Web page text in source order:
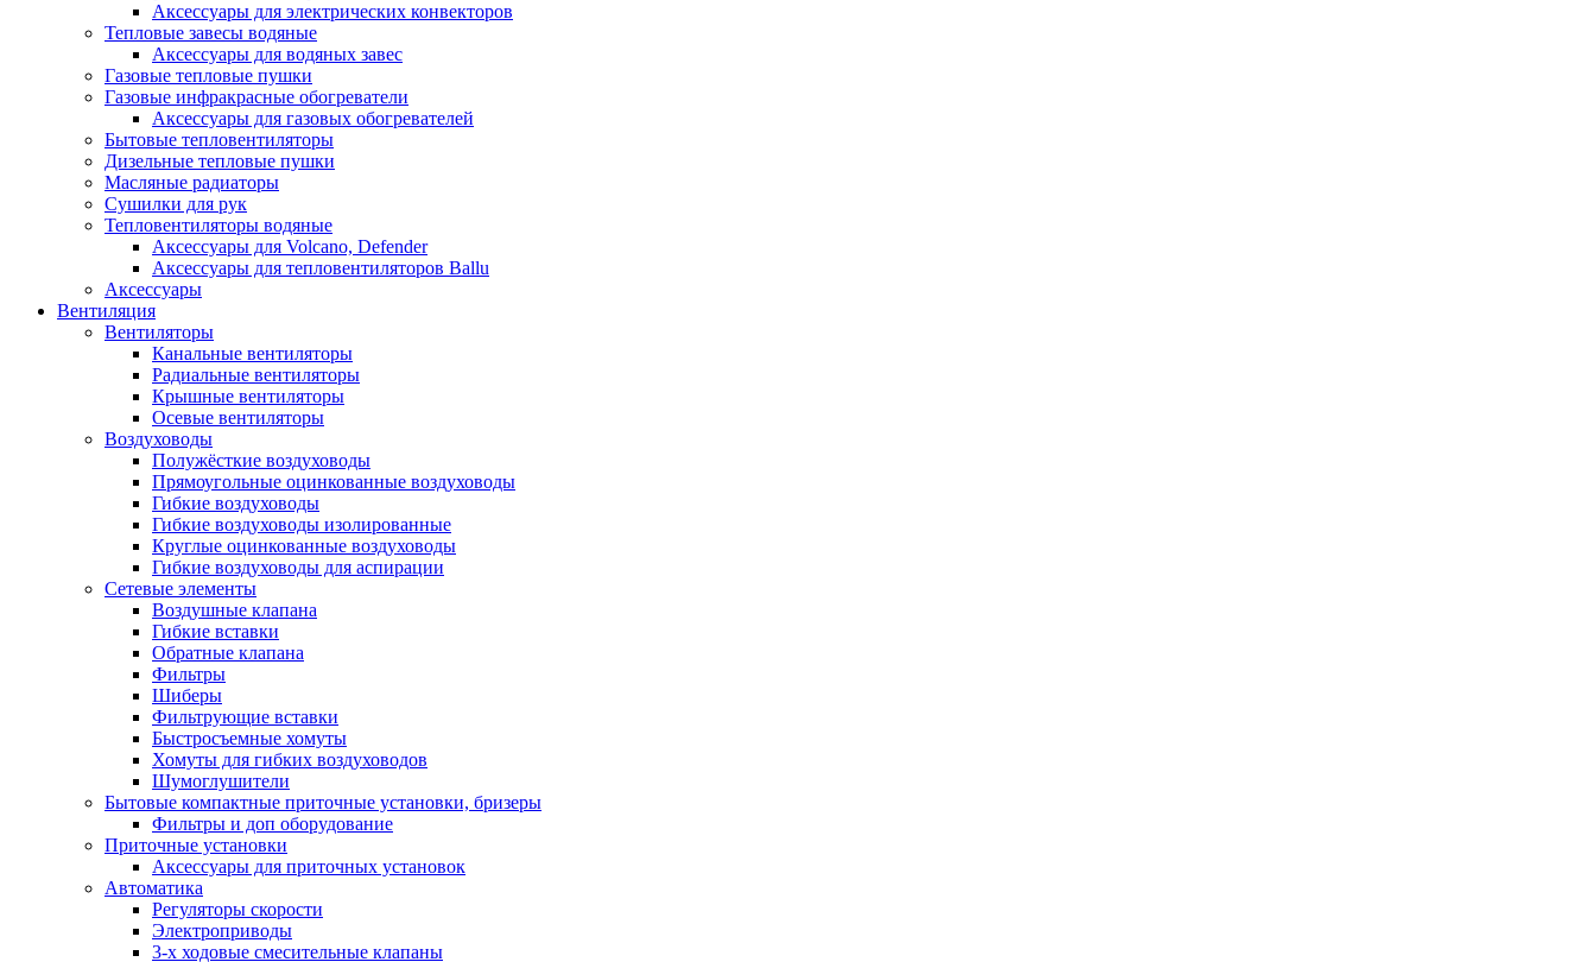
Аксессуары для электрических конвекторов
Тепловые завесы водяные
Аксессуары для водяных завес
Газовые тепловые пушки
Газовые инфракрасные обогреватели
Аксессуары для газовых обогревателей
Бытовые тепловентиляторы
Дизельные тепловые пушки
Масляные радиаторы
Сушилки для рук
Тепловентиляторы водяные
Аксессуары для Volcano, Defender
Аксессуары для тепловентиляторов Ballu
Аксессуары
Вентиляция
Вентиляторы
Канальные вентиляторы
Радиальные вентиляторы
Крышные вентиляторы
Осевые вентиляторы
Воздуховоды
Полужёсткие воздуховоды
Прямоугольные оцинкованные воздуховоды
Гибкие воздуховоды
Гибкие воздуховоды изолированные
Круглые оцинкованные воздуховоды
Гибкие воздуховоды для аспирации
Сетевые элементы
Воздушные клапана
Гибкие вставки
Обратные клапана
Фильтры
Шиберы
Фильтрующие вставки
Быстросъемные хомуты
Хомуты для гибких воздуховодов
Шумоглушители
Бытовые компактные приточные установки, бризеры
Фильтры и доп оборудование
Приточные установки
Аксессуары для приточных установок
Автоматика
Регуляторы скорости
Электроприводы
3-х ходовые смесительные клапаны